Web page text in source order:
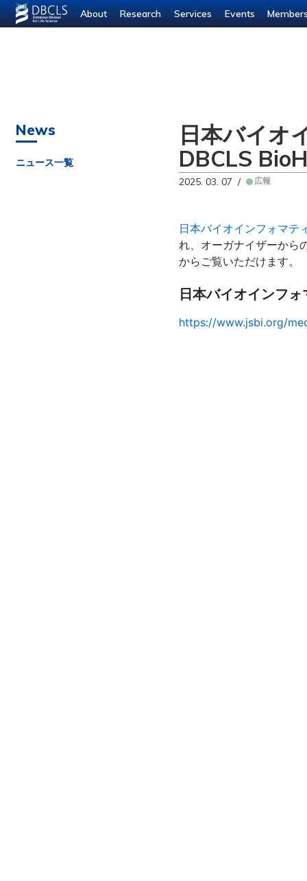
--- --- About Research Services Events
News
ニュース一覧
日本バイオ
DBCLS
2025. 03. 07 / 広報
日本バイオインフォマテ
れ、オーガナイザーから
からご覧いただけます。
日本バイオインフ
https://www.jsbi.org/